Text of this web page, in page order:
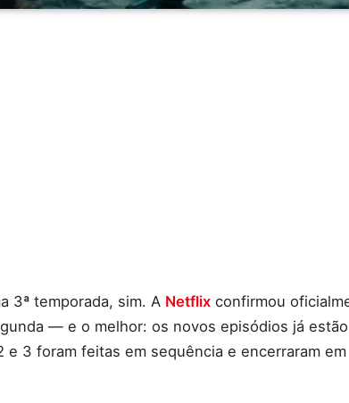
3ª temporada, sim. A Netflix confirmou
— e o melhor: os novos episódios já estão
3 foram feitas em sequência e encerraram em